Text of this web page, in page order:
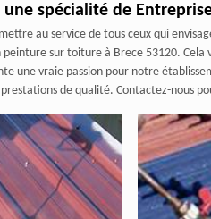
spécialité de
au service de tous ceux qui
sur toiture à Brece 53120.
une vraie passion pour notre
de qualité. Contactez-nous